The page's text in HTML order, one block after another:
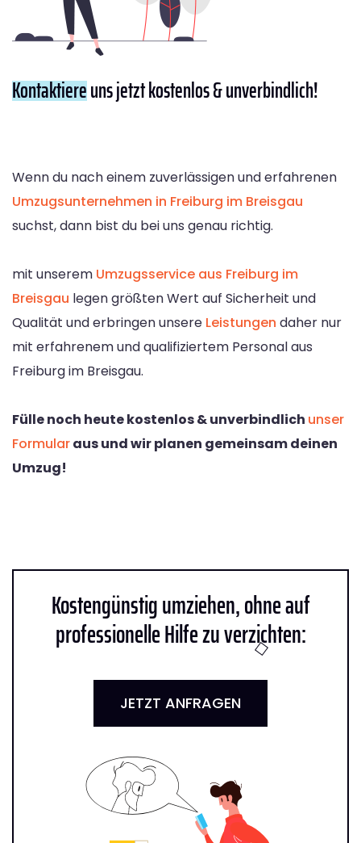
Kontaktiereuns jetzt kostenlos & unverbindlich!
Wenn du nach einem zuverlässigen und erfahrenen
Umzugsunternehmen in Freiburg im Breisgau
suchst, dann bist du bei uns genau richtig.
mit unserem Umzugsservice aus Freiburg im
Breisgau legen größten Wert auf Sicherheit und
Qualität und erbringen unsere Leistungen daher nur
mit erfahrenem und qualifiziertem Personal aus
Freiburg im Breisgau.
Fülle noch heute kostenlos & unverbindlich unser
Formularaus und wir planen gemeinsam deinen
Umzug!
Kostengünstig umziehen, ohne auf
professionelle Hilfe zu verzichten:
JETZT ANFRAGEN